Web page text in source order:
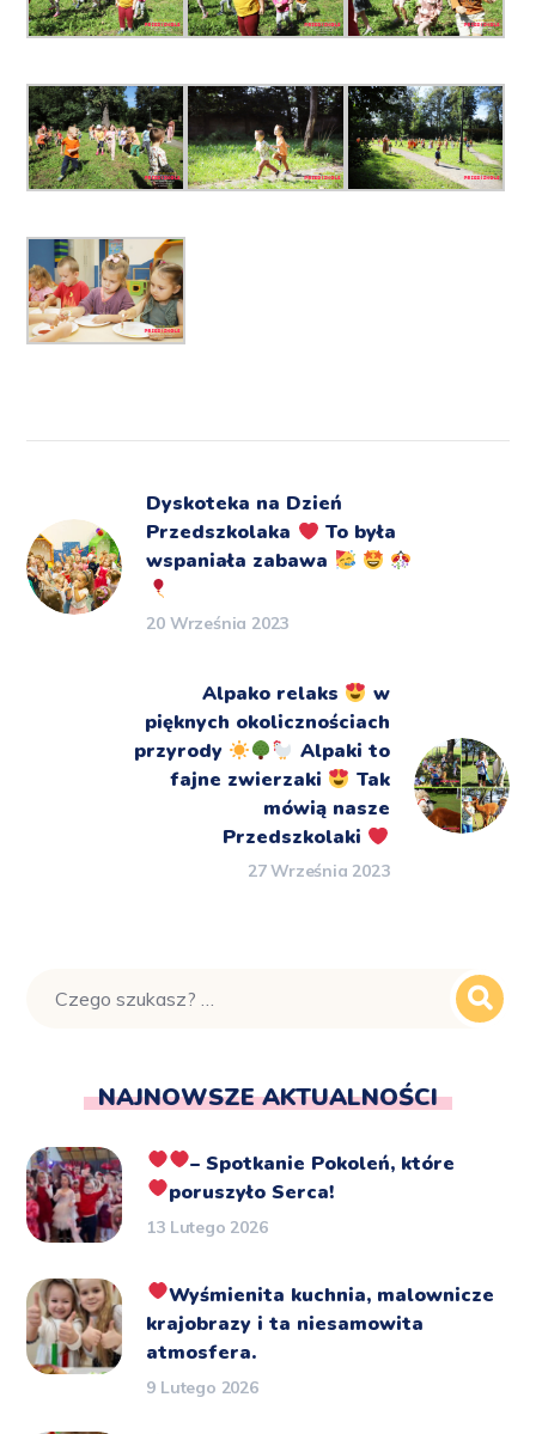
Dyskoteka na Dzień
Przedszkolaka
To była
wspaniała zabawa
20 Września 2023
Alpako relaks
w
pięknych okolicznościach
przyrody
Alpaki to
fajne zwierzaki
Tak
mówią nasze
Przedszkolaki
27 Września 2023
NAJNOWSZE AKTUALNOŚCI
– Spotkanie Pokoleń, które
poruszyło Serca!
13 Lutego 2026
Wyśmienita kuchnia, malownicze
krajobrazy i ta niesamowita
atmosfera.
9 Lutego 2026